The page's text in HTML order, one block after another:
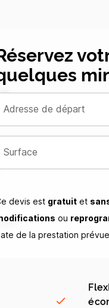
Adresse de départ
Surface
devis est gratuitet
ou
de la prestation prévue